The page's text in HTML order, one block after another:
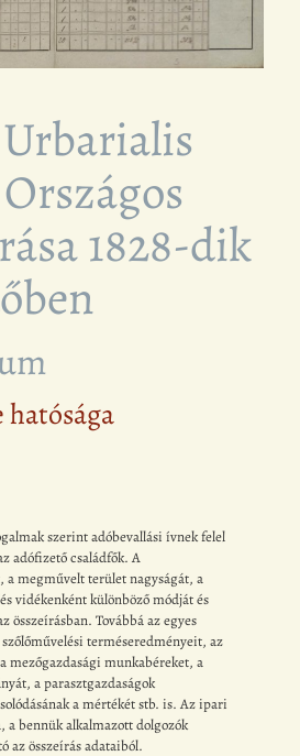
1828-dik
hatósága
szerint adóbevallási ívnek felel
adófizető családfők. A
a megművelt terület nagyságát, a
vidékenként különböző módját és
összeírásban. Továbbá az egyes
terméseredményeit, az
mezőgazdasági munkabéreket, a
a parasztgazdaságok
a mértékét stb. is. Az ipari
a bennük alkalmazott dolgozók
az összeírás adataiból.